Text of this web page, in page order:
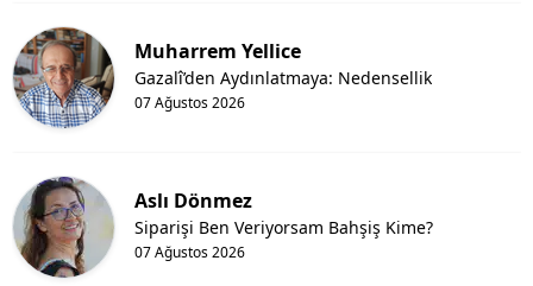
Muharrem Yellice
07 Ağustos 2026
Gazalî’den Aydınlatmaya: Nedensellik
Aslı Dönmez
07 Ağustos 2026
Siparişi Ben Veriyorsam Bahşiş Kime?